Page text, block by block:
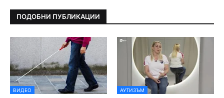
ПОДОБНИ ПУБЛИКАЦИИ
ВИДЕО АУТИЗЪМ